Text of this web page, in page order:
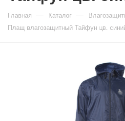
Главная — Каталог —
Плащ влагозащитный Тайфун цв.